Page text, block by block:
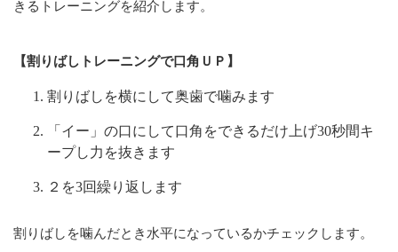
きるトレーニングを紹介します。
【割りばしトレーニングで口角ＵＰ】
割りばしを横にして奥歯で噛みます
「イー」の口にして口角をできるだけ上げ30秒間キ
ープし力を抜きます
２を3回繰り返します
割りばしを噛んだとき水平になっているかチェックします。